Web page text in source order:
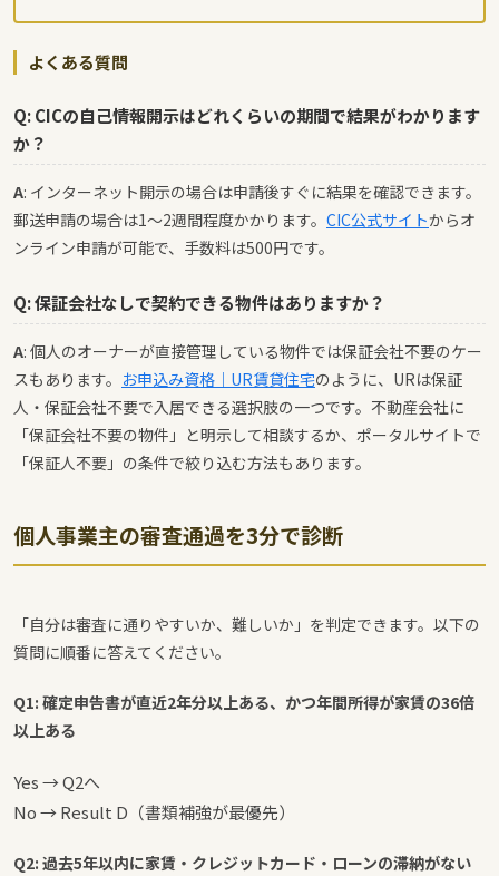
よくある質問
Q: CICの自己情報開示はどれくらいの期間で結果がわかります
か？
A: インターネット開示の場合は申請後すぐに結果を確認できます。
郵送申請の場合は1〜2週間程度かかります。 CIC公式サイトからオ
ンライン申請が可能で、手数料は500円です。
Q: 保証会社なしで契約できる物件はありますか？
A: 個人のオーナーが直接管理している物件では保証会社不要のケー
スもあります。 お申込み資格｜UR賃貸住宅のように、URは保証
人・保証会社不要で入居できる選択肢の一つです。不動産会社に
「保証会社不要の物件」と明示して相談するか、ポータルサイトで
「保証人不要」の条件で絞り込む方法もあります。
個人事業主の審査通過を3分で診断
「自分は審査に通りやすいか、難しいか」を判定できます。以下の
質問に順番に答えてください。
Q1: 確定申告書が直近2年分以上ある、かつ年間所得が家賃の36倍
以上ある
Yes → Q2へ
No → Result D（書類補強が最優先）
Q2: 過去5年以内に家賃・クレジットカード・ローンの滞納がない